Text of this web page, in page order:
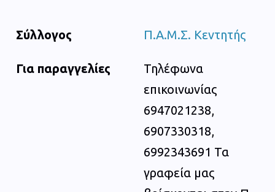
Σύλλογος Π.Α.Μ.Σ. Κεντητής
Για παραγγελίες
Τηλέφωνα
επικοινωνίας
6947021238,
6907330318,
6992343691 Τα
γραφεία μας